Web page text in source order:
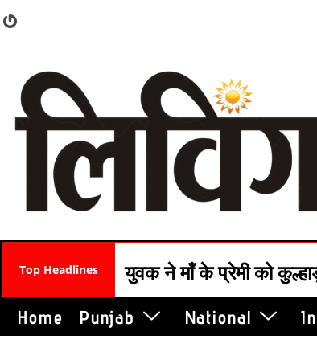
Top Headlines
लोकतंत्र के चौथे स्तंभ हमला
युवक ने मॉंं के प्रेमी को
Home Punjab National